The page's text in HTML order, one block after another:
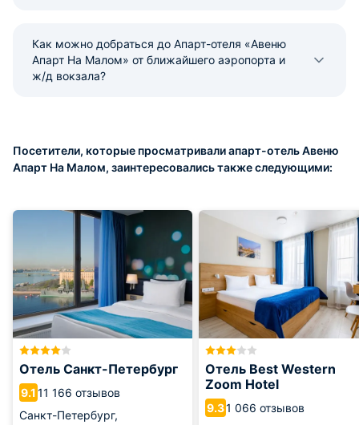
Как можно добраться до Апарт-отеля «Авеню
Апарт На Малом» от ближайшего аэропорта и
ж/д вокзала?
Посетители, которые просматривали апарт-отель Авеню
Апарт На Малом, заинтересовались также следующими:
Отель Санкт-Петербург
9.111 166 отзывов
Санкт-Петербург,
Отель Best Western
Zoom Hotel
9.31 066 отзывов